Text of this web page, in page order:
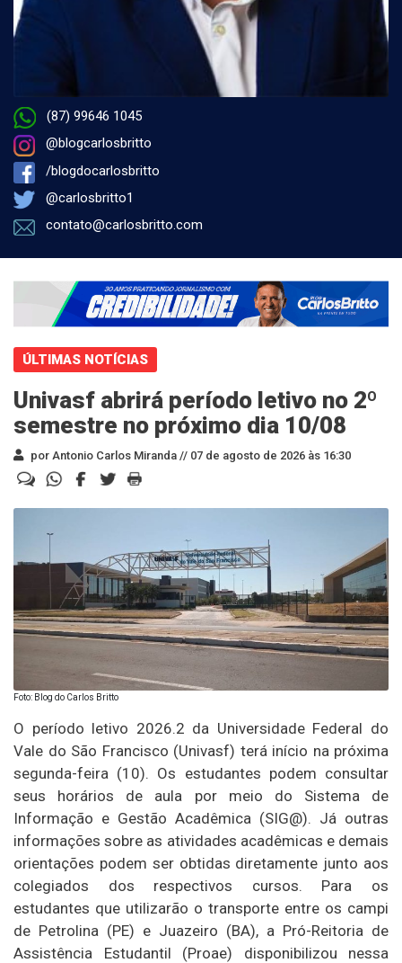
(87) 99646 1045
@blogcarlosbritto
/blogdocarlosbritto
@carlosbritto1
contato@carlosbritto.com
ÚLTIMAS NOTÍCIAS
Univasf abrirá período letivo no 2º
semestre no próximo dia 10/08
por Antonio Carlos Miranda // 07 de agosto de 2026 às 16:30
Foto: Blog do Carlos Britto
O período letivo 2026.2 da Universidade Federal do
Vale do São Francisco (Univasf) terá início na próxima
segunda-feira (10). Os estudantes podem consultar
seus horários de aula por meio do Sistema de
Informação e Gestão Acadêmica (SIG@). Já outras
informações sobre as atividades acadêmicas e demais
orientações podem ser obtidas diretamente junto aos
colegiados dos respectivos cursos. Para os
estudantes que utilizarão o transporte entre os campi
de Petrolina (PE) e Juazeiro (BA), a Pró-Reitoria de
Assistência Estudantil (Proae) disponibilizou nessa